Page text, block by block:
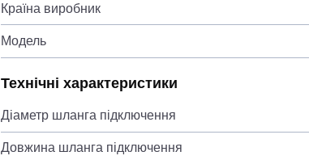
Країна виробник
Модель
Технічні характеристики
Діаметр шланга підключення
Довжина шланга підключення